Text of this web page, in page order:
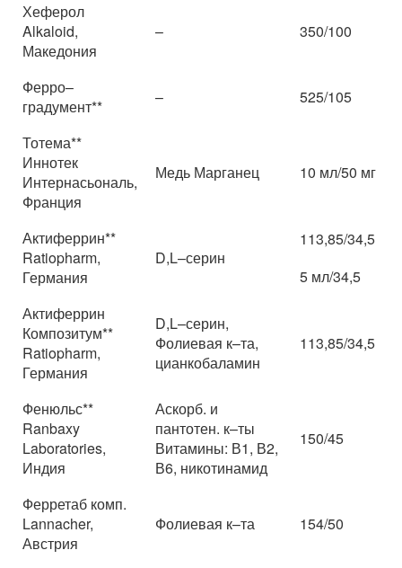
Хеферол
Alkaloid,
Македония
– 350/100
Ферро–
градумент**
– 525/105
Тотема**
Иннотек
Интернасьональ,
Франция
Медь Марганец 10 мл/50 мг
Актиферрин**
Ratiopharm,
Германия
D,L–серин
113,85/34,5
5 мл/34,5
Актиферрин
Композитум**
Ratiopharm,
Германия
D,L–серин,
Фолиевая к–та,
цианкобаламин
113,85/34,5
Фенюльс**
Ranbaxy
Laboratories,
Индия
Аскорб. и
пантотен. к–ты
Витамины: В1, В2,
В6, никотинамид
150/45
Ферретаб комп.
Lannacher,
Австрия
Фолиевая к–та 154/50